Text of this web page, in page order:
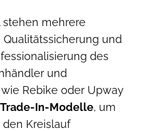
stehen mehrere
Qualitätssicherung und
des
und
Rebike oder Upway
In-Modelle, um
Kreislauf